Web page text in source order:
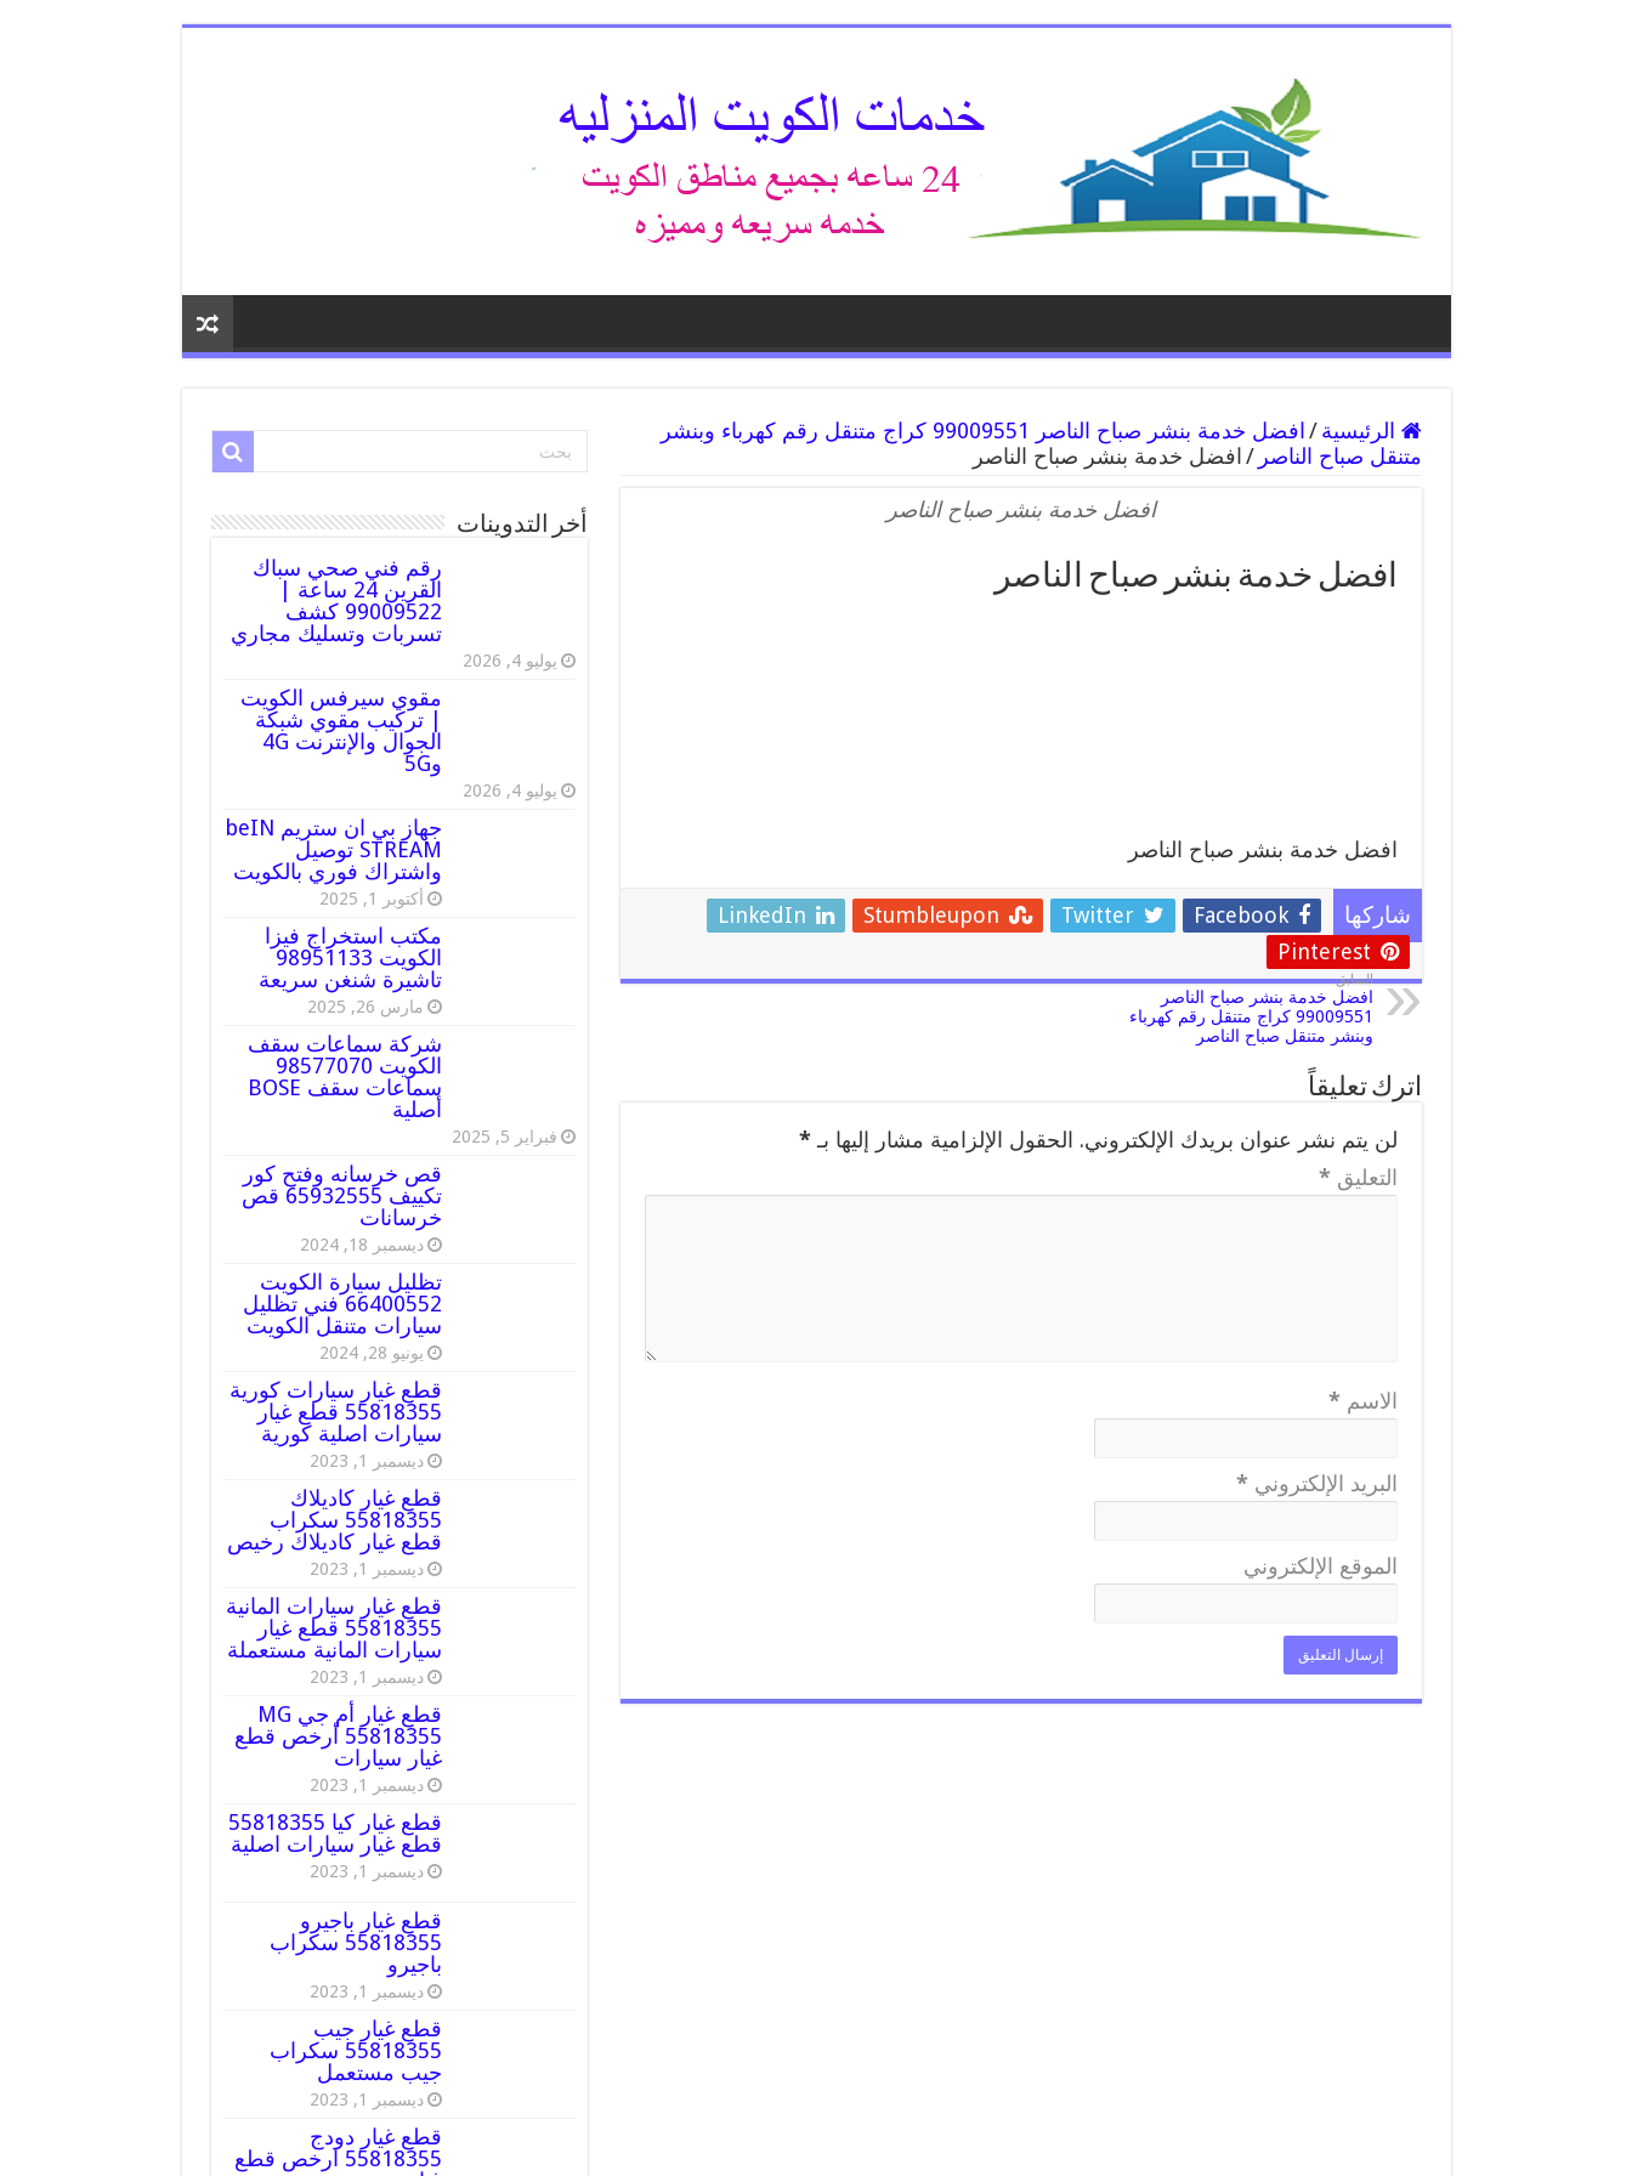
الرئيسية /
افضل خدمة بنشر صباح الناصر 99009551 كراج متنقل رقم كهرباء وبنشر
متنقل صباح الناصر / افضل خدمة بنشر صباح الناصر
افضل خدمة بنشر صباح الناصر
افضل خدمة بنشر صباح الناصر
افضل خدمة بنشر صباح الناصر
شاركها Facebook
Twitter
Stumbleupon
LinkedIn
Pinterest
السابق
افضل خدمة بنشر صباح الناصر
99009551 كراج متنقل رقم كهرباء
وبنشر متنقل صباح الناصر
اترك تعليقاً
لن يتم نشر عنوان بريدك الإلكتروني. الحقول الإلزامية مشار إليها بـ*
التعليق *
الاسم *
البريد الإلكتروني *
الموقع الإلكتروني
أخر التدوينات
رقم فني صحي سباك
القرين 24 ساعة |
99009522 كشف
تسربات وتسليك مجاري
يوليو 4, 2026
مقوي سيرفس الكويت
| تركيب مقوي شبكة
الجوال والإنترنت 4G
و5G
يوليو 4, 2026
جهاز بي ان ستريم beIN
STREAM توصيل
واشتراك فوري بالكويت
أكتوبر 1, 2025
مكتب استخراج فيزا
الكويت 98951133
تاشيرة شنغن سريعة
مارس 26, 2025
شركة سماعات سقف
الكويت 98577070
سماعات سقف BOSE
أصلية
فبراير 5, 2025
قص خرسانه وفتح كور
تكييف 65932555 قص
خرسانات
ديسمبر 18, 2024
تظليل سيارة الكويت
66400552 فني تظليل
سيارات متنقل الكويت
يونيو 28, 2024
قطع غيار سيارات كورية
55818355 قطع غيار
سيارات اصلية كورية
ديسمبر 1, 2023
قطع غيار كاديلاك
55818355 سكراب
قطع غيار كاديلاك رخيص
ديسمبر 1, 2023
قطع غيار سيارات المانية
55818355 قطع غيار
سيارات المانية مستعملة
ديسمبر 1, 2023
قطع غيار أم جي MG
55818355 أرخص قطع
غيار سيارات
ديسمبر 1, 2023
قطع غيار كيا 55818355
قطع غيار سيارات اصلية
ديسمبر 1, 2023
قطع غيار باجيرو
55818355 سكراب
باجيرو
ديسمبر 1, 2023
قطع غيار جيب
55818355 سكراب
جيب مستعمل
ديسمبر 1, 2023
قطع غيار دودج
55818355 ارخص قطع